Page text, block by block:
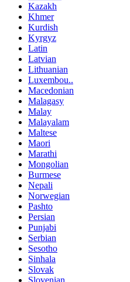
Kazakh
Khmer
Kurdish
Kyrgyz
Latin
Latvian
Lithuanian
Luxembou..
Macedonian
Malagasy
Malay
Malayalam
Maltese
Maori
Marathi
Mongolian
Burmese
Nepali
Norwegian
Pashto
Persian
Punjabi
Serbian
Sesotho
Sinhala
Slovak
Slovenian